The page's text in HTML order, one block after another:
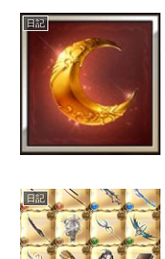
日記
日記